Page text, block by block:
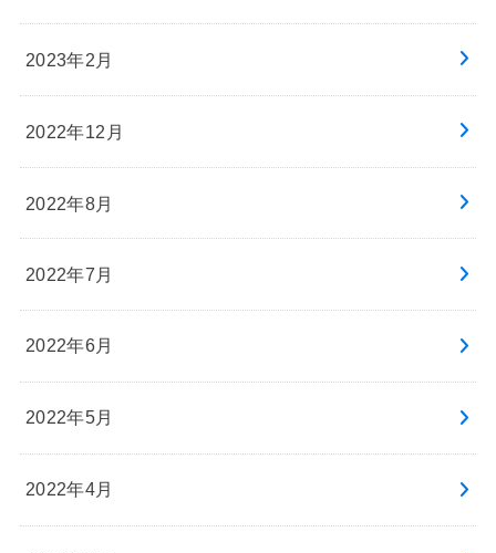
2023年2月
2022年12月
2022年8月
2022年7月
2022年6月
2022年5月
2022年4月